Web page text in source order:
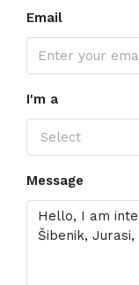
Email
I'm a
Select
Message